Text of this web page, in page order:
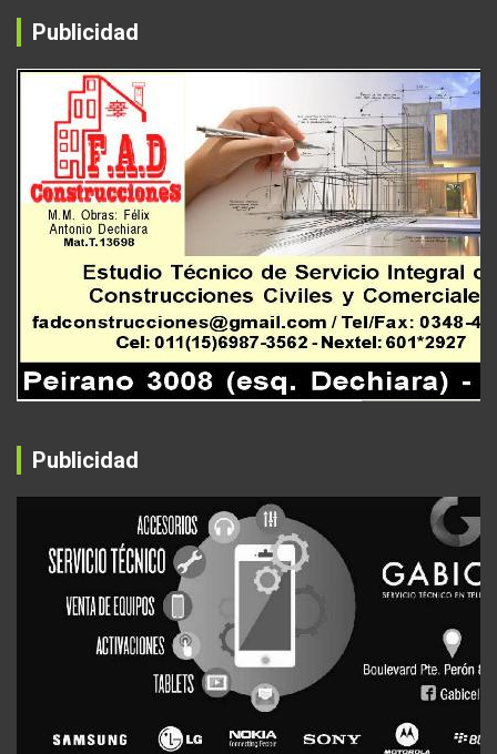
Publicidad
Publicidad